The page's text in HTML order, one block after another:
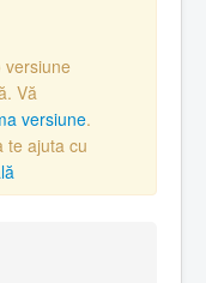
Vă
versiune.
te ajuta cu